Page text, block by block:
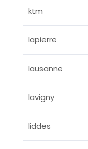
ktm
lapierre
lausanne
lavigny
liddes